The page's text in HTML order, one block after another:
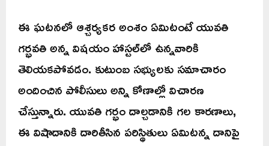
ఈ ఘటనలో ఆశ్చర్యకర అంశం ఏమిటంటే యువతి
గర్భవతి అన్న విషయం హాస్టల్‌లో ఉన్నవారికి
తెలియకపోవడం. కుటుంబ సభ్యులకు సమాచారం
అందించిన పోలీసులు అన్ని కోణాల్లో విచారణ
చేస్తున్నారు. యువతి గర్భం దాల్చడానికి గల కారణాలు,
ఈ విషాదానికి దారితీసిన పరిస్థితులు ఏమిటన్న దానిపై